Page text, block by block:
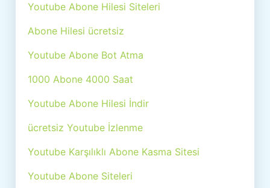
Youtube Abone Hilesi Siteleri
Abone Hilesi ücretsiz
Youtube Abone Bot Atma
1000 Abone 4000 Saat
Youtube Abone Hilesi İndir
ücretsiz Youtube İzlenme
Youtube Karşılıklı Abone Kasma Sitesi
Youtube Abone Siteleri